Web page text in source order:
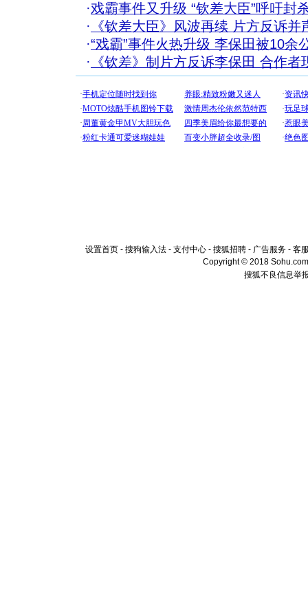
·戏霸事件又升级 “钦差大臣”呼吁封
· 《钦差大臣》风波再续 片方反诉并
·“戏霸”事件火热升级 李保田被10余
· 《钦差》制片方反诉李保田 合作者
设置首页 - 搜狗输入法 - 支付中心 - 搜狐招聘 - 广告服务 - 客
Copyright © 2018
搜狐不良信息举